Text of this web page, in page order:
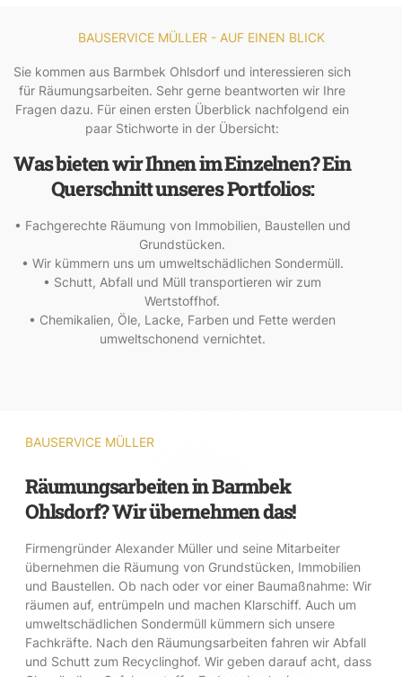
BAUSERVICE MÜLLER - AUF EINEN BLICK
Sie kommen aus Barmbek Ohlsdorf und interessieren sich
für Räumungsarbeiten. Sehr gerne beantworten wir Ihre
Fragen dazu. Für einen ersten Überblick nachfolgend ein
paar Stichworte in der Übersicht:
Was bieten wir Ihnen im Einzelnen? Ein
Querschnitt unseres Portfolios:
• Fachgerechte Räumung von Immobilien, Baustellen und
Grundstücken.
• Wir kümmern uns um umweltschädlichen Sondermüll.
• Schutt, Abfall und Müll transportieren wir zum
Wertstoffhof.
• Chemikalien, Öle, Lacke, Farben und Fette werden
umweltschonend vernichtet.
BAUSERVICE MÜLLER
Räumungsarbeiten in Barmbek
Ohlsdorf? Wir übernehmen das!
Firmengründer Alexander Müller und seine Mitarbeiter
übernehmen die Räumung von Grundstücken, Immobilien
und Baustellen. Ob nach oder vor einer Baumaßnahme: Wir
räumen auf, entrümpeln und machen Klarschiff. Auch um
umweltschädlichen Sondermüll kümmern sich unsere
Fachkräfte. Nach den Räumungsarbeiten fahren wir Abfall
und Schutt zum Recyclinghof. Wir geben darauf acht, dass